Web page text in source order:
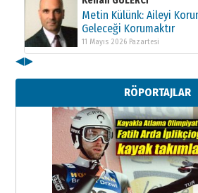
Metin Külünk: Aileyi
Geleceği Korumaktır
11 Mayıs 2026 Pazartesi
Metin Külünk: Aileyi
Geleceği Korumaktır
11 Mayıs 2026 Pazartesi
◀▶
RÖPORTAJLAR